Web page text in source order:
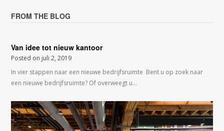
FROM THE BLOG
Van idee tot nieuw kantoor
Posted on juli 2, 2019
In vier stappen naar een nieuwe bedrijfsruimte Bent u op zoek naar
een nieuwe bedrijfsruimte? Of overweegt u…